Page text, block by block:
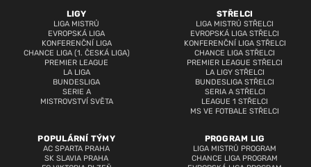
LIGY
LIGA MISTRŮ
EVROPSKÁ LIGA
KONFERENČNÍ LIGA
CHANCE LIGA (1. ČESKÁ LIGA)
PREMIER LEAGUE
LA LIGA
BUNDESLIGA
SERIE A
MISTROVSTVÍ SVĚTA
STŘELCI
LIGA MISTRŮ STŘELCI
EVROPSKÁ LIGA STŘELCI
KONFERENČNÍ LIGA STŘELCI
CHANCE LIGA STŘELCI
PREMIER LEAGUE STŘELCI
LA LIGY STŘELCI
BUNDESLIGA STŘELCI
SERIA A STŘELCI
LEAGUE 1 STŘELCI
MS VE FOTBALE STŘELCI
POPULÁRNÍ TÝMY
AC SPARTA PRAHA
SK SLAVIA PRAHA
PROGRAM LIG
LIGA MISTRŮ PROGRAM
CHANCE LIGA PROGRAM